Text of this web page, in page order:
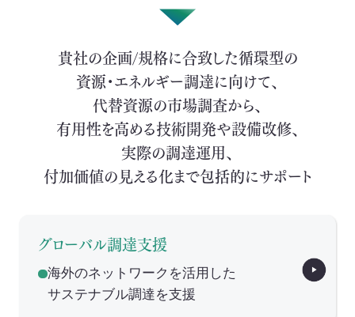
貴社の企画/規格に合致した循環型の
資源・エネルギー調達に向けて、
代替資源の市場調査から、
有用性を高める技術開発や設備改修、
実際の調達運用、
付加価値の見える化まで包括的にサポート
グローバル調達支援
海外のネットワークを活用した
サステナブル調達を支援